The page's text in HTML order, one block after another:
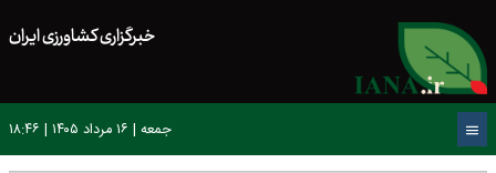
خبرگزاری کشاورزی ایران
جمعه | ۱۶ مرداد ۱۴۰۵ | ۱۸:۴۶